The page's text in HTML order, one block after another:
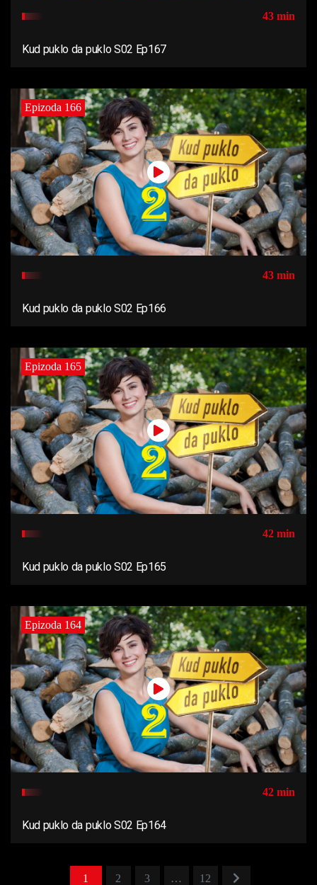
43 min
Kud puklo da puklo S02 Ep167
Epizoda 166
43 min
Kud puklo da puklo S02 Ep166
Epizoda 165
42 min
Kud puklo da puklo S02 Ep165
Epizoda 164
42 min
Kud puklo da puklo S02 Ep164
1 2 3 … 12